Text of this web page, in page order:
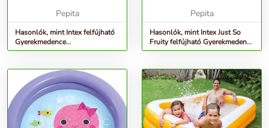
Pepita
Hasonlók, mint Intex felfújható
Gyerekmedence
249x191x109cm - Dínó park
Pepita
Hasonlók, mint Intex Just So
Fruity felfújható Gyerekmedence
- Gyümölcs 122x25cm...